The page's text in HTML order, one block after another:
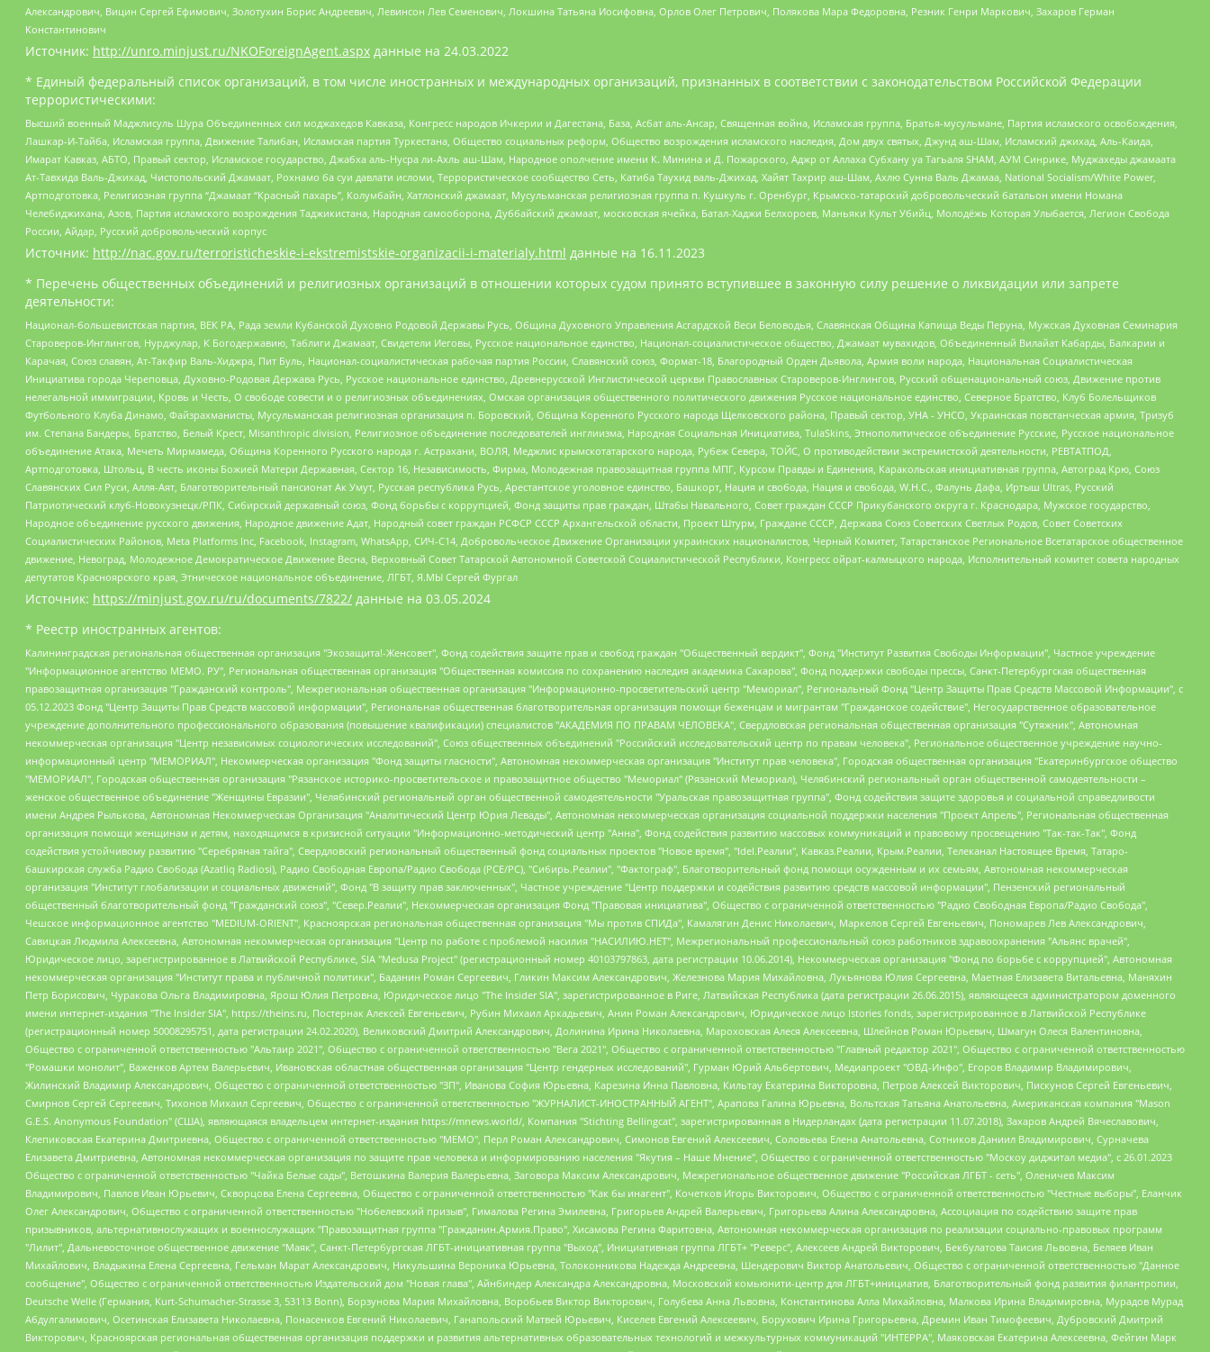
Александрович, Вицин Сергей Ефимович, Золотухин Борис Андреевич, Левинсон Лев Семенович, Локшина Татьяна Иосифовна, Орлов Олег Петрович, Полякова Мара Федоровна, Резник Генри Маркович, Захаров Герман
Константинович
Источник: http://unro.minjust.ru/NKOForeignAgent.aspx данные на 24.03.2022
* Единый федеральный список организаций, в том числе иностранных и международных организаций, признанных в соответствии с законодательством Российской Федерации
террористическими:
Высший военный Маджлисуль Шура Объединенных сил моджахедов Кавказа, Конгресс народов Ичкерии и Дагестана, База, Асбат аль-Ансар, Священная война, Исламская группа, Братья-мусульмане, Партия исламского освобождения,
Лашкар-И-Тайба, Исламская группа, Движение Талибан, Исламская партия Туркестана, Общество социальных реформ, Общество возрождения исламского наследия, Дом двух святых, Джунд аш-Шам, Исламский джихад, Аль-Каида,
Имарат Кавказ, АБТО, Правый сектор, Исламское государство, Джабха аль-Нусра ли-Ахль аш-Шам, Народное ополчение имени К. Минина и Д. Пожарского, Аджр от Аллаха Субхану уа Тагьаля SHAM, АУМ Синрике, Муджахеды джамаата
Ат-Тавхида Валь-Джихад, Чистопольский Джамаат, Рохнамо ба суи давлати исломи, Террористическое сообщество Сеть, Катиба Таухид валь-Джихад, Хайят Тахрир аш-Шам, Ахлю Сунна Валь Джамаа, National Socialism/White Power,
Артподготовка, Религиозная группа “Джамаат “Красный пахарь”, Колумбайн, Хатлонский джамаат, Мусульманская религиозная группа п. Кушкуль г. Оренбург, Крымско-татарский добровольческий батальон имени Номана
Челебиджихана, Азов, Партия исламского возрождения Таджикистана, Народная самооборона, Дуббайский джамаат, московская ячейка, Батал-Хаджи Белхороев, Маньяки Культ Убийц, Молодёжь Которая Улыбается, Легион Свобода
России, Айдар, Русский добровольческий корпус
Источник: http://nac.gov.ru/terroristicheskie-i-ekstremistskie-organizacii-i-materialy.html данные на 16.11.2023
* Перечень общественных объединений и религиозных организаций в отношении которых судом принято вступившее в законную силу решение о ликвидации или запрете
деятельности:
Национал-большевистская партия, ВЕК РА, Рада земли Кубанской Духовно Родовой Державы Русь, Община Духовного Управления Асгардской Веси Беловодья, Славянская Община Капища Веды Перуна, Мужская Духовная Семинария
Староверов-Инглингов, Нурджулар, К Богодержавию, Таблиги Джамаат, Свидетели Иеговы, Русское национальное единство, Национал-социалистическое общество, Джамаат мувахидов, Объединенный Вилайат Кабарды, Балкарии и
Карачая, Союз славян, Ат-Такфир Валь-Хиджра, Пит Буль, Национал-социалистическая рабочая партия России, Славянский союз, Формат-18, Благородный Орден Дьявола, Армия воли народа, Национальная Социалистическая
Инициатива города Череповца, Духовно-Родовая Держава Русь, Русское национальное единство, Древнерусской Инглистической церкви Православных Староверов-Инглингов, Русский общенациональный союз, Движение против
нелегальной иммиграции, Кровь и Честь, О свободе совести и о религиозных объединениях, Омская организация общественного политического движения Русское национальное единство, Северное Братство, Клуб Болельщиков
Футбольного Клуба Динамо, Файзрахманисты, Мусульманская религиозная организация п. Боровский, Община Коренного Русского народа Щелковского района, Правый сектор, УНА - УНСО, Украинская повстанческая армия, Тризуб
им. Степана Бандеры, Братство, Белый Крест, Misanthropic division, Религиозное объединение последователей инглиизма, Народная Социальная Инициатива, TulaSkins, Этнополитическое объединение Русские, Русское национальное
объединение Атака, Мечеть Мирмамеда, Община Коренного Русского народа г. Астрахани, ВОЛЯ, Меджлис крымскотатарского народа, Рубеж Севера, ТОЙС, О противодействии экстремистской деятельности, РЕВТАТПОД,
Артподготовка, Штольц, В честь иконы Божией Матери Державная, Сектор 16, Независимость, Фирма, Молодежная правозащитная группа МПГ, Курсом Правды и Единения, Каракольская инициативная группа, Автоград Крю, Союз
Славянских Сил Руси, Алля-Аят, Благотворительный пансионат Ак Умут, Русская республика Русь, Арестантское уголовное единство, Башкорт, Нация и свобода, Нация и свобода, W.H.С., Фалунь Дафа, Иртыш Ultras, Русский
Патриотический клуб-Новокузнецк/РПК, Сибирский державный союз, Фонд борьбы с коррупцией, Фонд защиты прав граждан, Штабы Навального, Совет граждан СССР Прикубанского округа г. Краснодара, Мужское государство,
Народное объединение русского движения, Народное движение Адат, Народный совет граждан РСФСР СССР Архангельской области, Проект Штурм, Граждане СССР, Держава Союз Советских Светлых Родов, Совет Советских
Социалистических Районов, Meta Platforms Inc, Facebook, Instagram, WhatsApp, СИЧ-С14, Добровольческое Движение Организации украинских националистов, Черный Комитет, Татарстанское Региональное Всетатарское общественное
движение, Невоград, Молодежное Демократическое Движение Весна, Верховный Совет Татарской Автономной Советской Социалистической Республики, Конгресс ойрат-калмыцкого народа, Исполнительный комитет совета народных
депутатов Красноярского края, Этническое национальное объединение, ЛГБТ, Я.МЫ Сергей Фургал
Источник: https://minjust.gov.ru/ru/documents/7822/ данные на 03.05.2024
* Реестр иностранных агентов:
Калининградская региональная общественная организация "Экозащита!-Женсовет", Фонд содействия защите прав и свобод граждан "Общественный вердикт", Фонд "Институт Развития Свободы Информации", Частное учреждение "Информационное агентство МЕМО. РУ", Региональная общественная организация "Общественная комиссия по сохранению наследия академика Сахарова", Фонд поддержки свободы прессы, Санкт-Петербургская общественная правозащитная организация "Гражданский контроль", Межрегиональная общественная организация "Информационно-просветительский центр "Мемориал", Региональный Фонд "Центр Защиты Прав Средств Массовой Информации", с 05.12.2023 Фонд "Центр Защиты Прав Средств массовой информации", Региональная общественная благотворительная организация помощи беженцам и мигрантам "Гражданское содействие", Негосударственное образовательное учреждение дополнительного профессионального образования (повышение квалификации) специалистов "АКАДЕМИЯ ПО ПРАВАМ ЧЕЛОВЕКА", Свердловская региональная общественная организация "Сутяжник", Автономная некоммерческая организация "Центр независимых социологических исследований", Союз общественных объединений "Российский исследовательский центр по правам человека", Региональное общественное учреждение научно-информационный центр "МЕМОРИАЛ", Некоммерческая организация "Фонд защиты гласности", Автономная некоммерческая организация "Институт прав человека", Городская общественная организация "Екатеринбургское общество "МЕМОРИАЛ", Городская общественная организация "Рязанское историко-просветительское и правозащитное общество "Мемориал" (Рязанский Мемориал), Челябинский региональный орган общественной самодеятельности – женское общественное объединение "Женщины Евразии", Челябинский региональный орган общественной самодеятельности "Уральская правозащитная группа", Фонд содействия защите здоровья и социальной справедливости имени Андрея Рылькова, Автономная Некоммерческая Организация "Аналитический Центр Юрия Левады", Автономная некоммерческая организация социальной поддержки населения "Проект Апрель", Региональная общественная организация помощи женщинам и детям, находящимся в кризисной ситуации "Информационно-методический центр "Анна", Фонд содействия развитию массовых коммуникаций и правовому просвещению "Так-так-Так", Фонд содействия устойчивому развитию "Серебряная тайга", Свердловский региональный общественный фонд социальных проектов "Новое время", "Idel.Реалии", Кавказ.Реалии, Крым.Реалии, Телеканал Настоящее Время, Татаро-башкирская служба Радио Свобода (Azatliq Radiosi), Радио Свободная Европа/Радио Свобода (PCE/PC), "Сибирь.Реалии", "Фактограф", Благотворительный фонд помощи осужденным и их семьям, Автономная некоммерческая организация "Институт глобализации и социальных движений", Фонд "В защиту прав заключенных", Частное учреждение "Центр поддержки и содействия развитию средств массовой информации", Пензенский региональный общественный благотворительный фонд "Гражданский союз", "Север.Реалии", Некоммерческая организация Фонд "Правовая инициатива", Общество с ограниченной ответственностью "Радио Свободная Европа/Радио Свобода", Чешское информационное агентство "MEDIUM-ORIENT", Красноярская региональная общественная организация "Мы против СПИДа", Камалягин Денис Николаевич, Маркелов Сергей Евгеньевич, Пономарев Лев Александрович, Савицкая Людмила Алексеевна, Автономная некоммерческая организация "Центр по работе с проблемой насилия "НАСИЛИЮ.НЕТ", Межрегиональный профессиональный союз работников здравоохранения "Альянс врачей", Юридическое лицо, зарегистрированное в Латвийской Республике, SIA "Medusa Project" (регистрационный номер 40103797863, дата регистрации 10.06.2014), Некоммерческая организация "Фонд по борьбе с коррупцией", Автономная некоммерческая организация "Институт права и публичной политики", Баданин Роман Сергеевич, Гликин Максим Александрович, Железнова Мария Михайловна, Лукьянова Юлия Сергеевна, Маетная Елизавета Витальевна, Маняхин Петр Борисович, Чуракова Ольга Владимировна, Ярош Юлия Петровна, Юридическое лицо "The Insider SIA", зарегистрированное в Риге, Латвийская Республика (дата регистрации 26.06.2015), являющееся администратором доменного имени интернет-издания "The Insider SIA", https://theins.ru, Постернак Алексей Евгеньевич, Рубин Михаил Аркадьевич, Анин Роман Александрович, Юридическое лицо Istories fonds, зарегистрированное в Латвийской Республике (регистрационный номер 50008295751, дата регистрации 24.02.2020), Великовский Дмитрий Александрович, Долинина Ирина Николаевна, Мароховская Алеся Алексеевна, Шлейнов Роман Юрьевич, Шмагун Олеся Валентиновна, Общество с ограниченной ответственностью "Альтаир 2021", Общество с ограниченной ответственностью "Вега 2021", Общество с ограниченной ответственностью "Главный редактор 2021", Общество с ограниченной ответственностью "Ромашки монолит", Важенков Артем Валерьевич, Ивановская областная общественная организация "Центр гендерных исследований", Гурман Юрий Альбертович, Медиапроект "ОВД-Инфо", Егоров Владимир Владимирович, Жилинский Владимир Александрович, Общество с ограниченной ответственностью "ЗП", Иванова София Юрьевна, Карезина Инна Павловна, Кильтау Екатерина Викторовна, Петров Алексей Викторович, Пискунов Сергей Евгеньевич, Смирнов Сергей Сергеевич, Тихонов Михаил Сергеевич, Общество с ограниченной ответственностью "ЖУРНАЛИСТ-ИНОСТРАННЫЙ АГЕНТ", Арапова Галина Юрьевна, Вольтская Татьяна Анатольевна, Американская компания "Mason G.E.S. Anonymous Foundation" (США), являющаяся владельцем интернет-издания https://mnews.world/, Компания "Stichting Bellingcat", зарегистрированная в Нидерландах (дата регистрации 11.07.2018), Захаров Андрей Вячеславович, Клепиковская Екатерина Дмитриевна, Общество с ограниченной ответственностью "МЕМО", Перл Роман Александрович, Симонов Евгений Алексеевич, Соловьева Елена Анатольевна, Сотников Даниил Владимирович, Сурначева Елизавета Дмитриевна, Автономная некоммерческая организация по защите прав человека и информированию населения "Якутия – Наше Мнение", Общество с ограниченной ответственностью "Москоу диджитал медиа", с 26.01.2023 Общество с ограниченной ответственностью "Чайка Белые сады", Ветошкина Валерия Валерьевна, Заговора Максим Александрович, Межрегиональное общественное движение "Российская ЛГБТ - сеть", Оленичев Максим Владимирович, Павлов Иван Юрьевич, Скворцова Елена Сергеевна, Общество с ограниченной ответственностью "Как бы инагент", Кочетков Игорь Викторович, Общество с ограниченной ответственностью "Честные выборы", Еланчик Олег Александрович, Общество с ограниченной ответственностью "Нобелевский призыв", Гималова Регина Эмилевна, Григорьев Андрей Валерьевич, Григорьева Алина Александровна, Ассоциация по содействию защите прав призывников, альтернативнослужащих и военнослужащих "Правозащитная группа "Гражданин.Армия.Право", Хисамова Регина Фаритовна, Автономная некоммерческая организация по реализации социально-правовых программ "Лилит", Дальневосточное общественное движение "Маяк", Санкт-Петербургская ЛГБТ-инициативная группа "Выход", Инициативная группа ЛГБТ+ "Реверс", Алексеев Андрей Викторович, Бекбулатова Таисия Львовна, Беляев Иван Михайлович, Владыкина Елена Сергеевна, Гельман Марат Александрович, Никульшина Вероника Юрьевна, Толоконникова Надежда Андреевна, Шендерович Виктор Анатольевич, Общество с ограниченной ответственностью "Данное сообщение", Общество с ограниченной ответственностью Издательский дом "Новая глава", Айнбиндер Александра Александровна, Московский комьюнити-центр для ЛГБТ+инициатив, Благотворительный фонд развития филантропии, Deutsche Welle (Германия, Kurt-Schumacher-Strasse 3, 53113 Bonn), Борзунова Мария Михайловна, Воробьев Виктор Викторович, Голубева Анна Львовна, Константинова Алла Михайловна, Малкова Ирина Владимировна, Мурадов Мурад Абдулгалимович, Осетинская Елизавета Николаевна, Понасенков Евгений Николаевич, Ганапольский Матвей Юрьевич, Киселев Евгений Алексеевич, Борухович Ирина Григорьевна, Дремин Иван Тимофеевич, Дубровский Дмитрий Викторович, Красноярская региональная общественная организация поддержки и развития альтернативных образовательных технологий и межкультурных коммуникаций "ИНТЕРРА", Маяковская Екатерина Алексеевна, Фейгин Марк Захарович, Филимонов Андрей Викторович, Дзугкоева Регина Николаевна, Доброхотов Роман Александрович, Дудь Юрий Александрович, Елкин Сергей Владимирович, Кругликов Кирилл Игоревич, Сабунаева Мария Леонидовна, Семенов Алексей Владимирович, Шаинян Карен Багратович, Шульман Екатерина Михайловна, Асафьев Артур Валерьевич, Вахштайн Виктор Семенович, Венедиктов Алексей Алексеевич, Лушникова Екатерина Евгеньевна, Волков Леонид Михайлович, Невзоров Александр Глебович, Пархоменко Сергей Борисович, Сироткин Ярослав Николаевич, Кара-Мурза Владимир Владимирович, Баранова Наталья Владимировна, Гозман Леонид Яковлевич, Кагарлицкий Борис Юльевич, Климарев Михаил Валерьевич, Милов Владимир Станиславович, Автономная некоммерческая организация Краснодарский центр современного искусства "Типография", Моргенштерн Алишер Тагирович, Соболь Любовь Эдуардовна, Общество с ограниченной ответственностью "ЛИЗА НОРМ", Каспаров Гарри Кимович, Ходорковский Михаил Борисович, Общество с ограниченной ответственностью "Апрельские тезисы", Данилович Ирина Брониславовна, Кашин Олег Владимирович, Петров Николай Владимирович, Пивоваров Алексей Владимирович, Соколов Михаил Владимирович, Цветкова Юлия Владимировна, Чичваркин Евгений Александрович, Комитет против пыток/Команда против пыток, Общество с ограниченной ответственностью "Первый научный", Общество с ограниченной ответственностью "Вертолет и ко", Белоцерковская Вероника Борисовна, Кац Максим Евгеньевич, Лазарева Татьяна Юрьевна, Шаведдинов Руслан Табризович, Яшин Илья Валерьевич, Общество с ограниченной ответственностью "Иноагент ААВ", Алешковский Дмитрий Петрович, Альбац Евгения Марковна, Быков Дмитрий Львович, Галямина Юлия Евгеньевна, Лойко Сергей Леонидович, Мартынов Кирилл Константинович, Медведев Сергей Александрович, Крашенинников Федор Геннадиевич, Гордеева Катерина Вл